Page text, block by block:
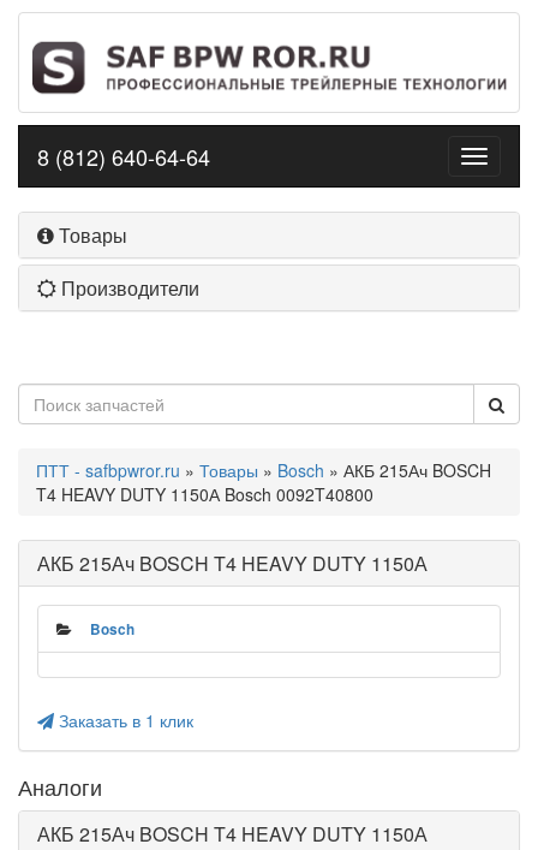
Toggle
8 (812) 640-64-64
Товары
Производители
ПТТ - safbpwror.ru » Товары » Bosch » АКБ 215Ач BOSCH
T4 HEAVY DUTY 1150А Bosch 0092T40800
АКБ 215Ач BOSCH T4 HEAVY DUTY 1150А
Bosch
Заказать в 1 клик
Аналоги
АКБ 215Ач BOSCH T4 HEAVY DUTY 1150А